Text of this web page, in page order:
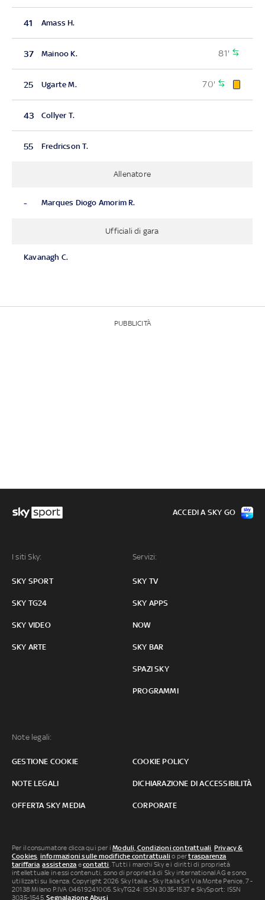
41 Amass H.
37 Mainoo K. 81'
25 Ugarte M. 70'
43 Collyer T.
55 Fredricson T.
Allenatore
- Marques Diogo Amorim R.
Ufficiali di gara
Kavanagh C.
PUBBLICITÀ
I siti Sky:
SKY SPORT
SKY TG24
SKY VIDEO
SKY ARTE
Servizi:
SKY TV
SKY APPS
NOW
SKY BAR
SPAZI SKY
PROGRAMMI
Note legali:
GESTIONE COOKIE COOKIE POLICY
NOTE LEGALI DICHIARAZIONE DI ACCESSIBILITÀ
OFFERTA SKY MEDIA CORPORATE
ACCEDI A SKY GO
Per il consumatore clicca qui per iModuli, Condizioni contrattuali, Privacy &
Cookies, informazioni sulle modifiche contrattuali o pertrasparenza
tariffaria,assistenza econtatti. Tutti i marchi Sky e i diritti di proprietà
intellettuale in essi contenuti, sono di proprietà di Sky international AG e sono
utilizzati su licenza. Copyright 2026 Sky Italia - Sky Italia Srl Via Monte Penice, 7 -
20138 Milano P.IVA 04619241005. SkyTG24: ISSN 3035-1537 e SkySport: ISSN
3035-1545.Segnalazione Abusi